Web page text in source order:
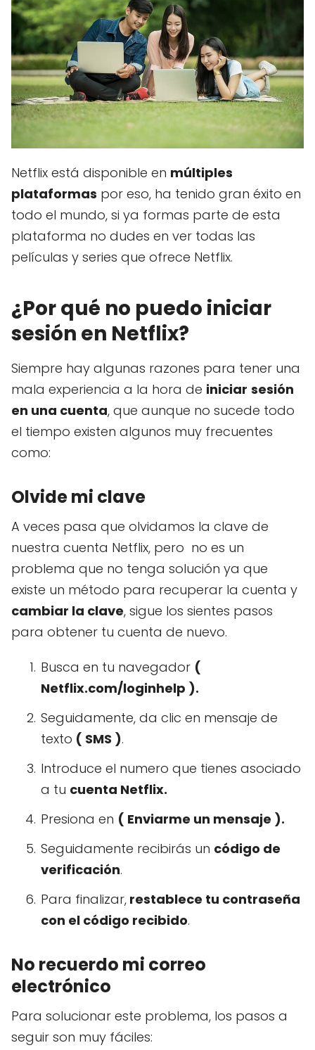
Netflix está disponible en múltiples
plataformas por eso, ha tenido gran éxito en
todo el mundo, si ya formas parte de esta
plataforma no dudes en ver todas las
películas y series que ofrece Netflix.
¿Por qué no puedo iniciar
sesión en Netflix?
Siempre hay algunas razones para tener una
mala experiencia a la hora de iniciar sesión
en una cuenta, que aunque no sucede todo
el tiempo existen algunos muy frecuentes
como:
Olvide mi clave
A veces pasa que olvidamos la clave de
nuestra cuenta Netflix, pero no es un
problema que no tenga solución ya que
existe un método para recuperar la cuenta y
cambiar la clave, sigue los sientes pasos
para obtener tu cuenta de nuevo.
Busca en tu navegador (
Netflix.com/loginhelp ).
Seguidamente, da clic en mensaje de
texto ( SMS ).
Introduce el numero que tienes asociado
a tu cuenta Netflix.
Presiona en ( Enviarme un mensaje ).
Seguidamente recibirás un código de
verificación.
Para finalizar, restablece tu contraseña
con el código recibido.
No recuerdo mi correo
electrónico
Para solucionar este problema, los pasos a
seguir son muy fáciles: